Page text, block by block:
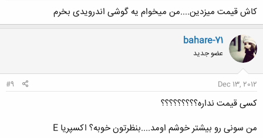
کاش قیمت میزدین....من میخوام یه گوشی اندرویدی بخرم
bahare-71
عضو جدید
Dec 13, 2012
#9
کسی قیمت نداره؟؟؟؟؟؟؟؟؟
من سونی رو بیشتر خوشم اومد....بنظرتون خوبه؟ اکسپریا E